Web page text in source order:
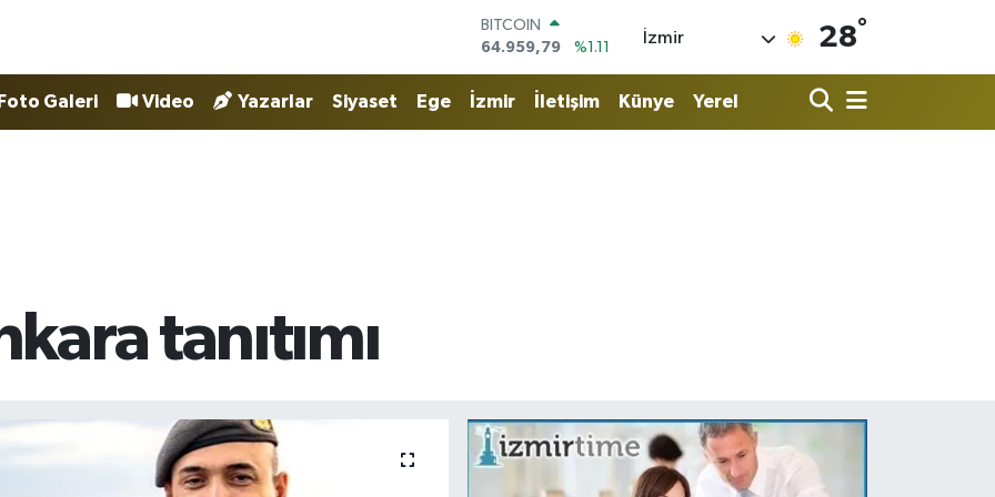
64.959,79
DOLAR
47,7436
%0.18
EURO
%0.32
İzmir 28°
Foto Galeri Video Yazarlar Siyaset Ege İzmir İletişim Künye Yerel
tanıtımı